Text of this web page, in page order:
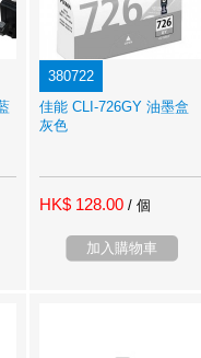
380722
佳能 CLI-726GY 油墨盒
灰色
HK$ 128.00 / 個
加入購物車